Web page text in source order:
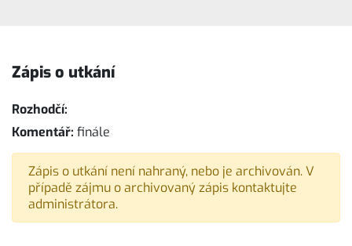
Zápis o utkání
Rozhodčí:
Komentář: finále
Zápis o utkání není nahraný, nebo je archivován. V
případě zájmu o archivovaný zápis kontaktujte
administrátora.